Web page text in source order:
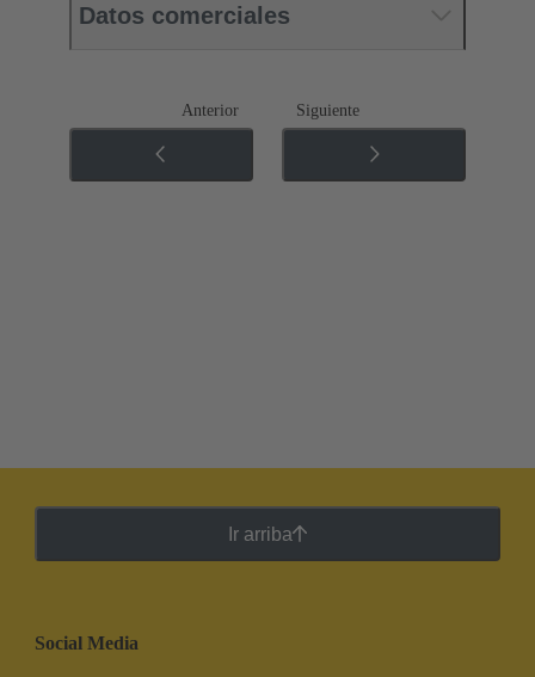
Datos comerciales
Anterior Siguiente
Ir arriba
Social Media